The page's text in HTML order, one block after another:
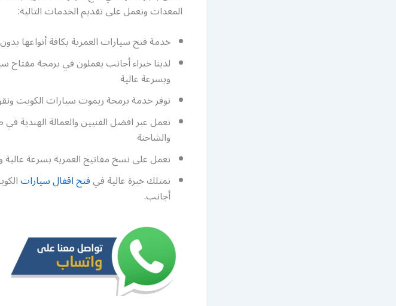
المعدات ونعمل على تقديم الخدمات التالية:
خدمة فتح سيارات العمرية بكافة أنواعها
لدينا خبراء أجانب يعملون في برمجة مفتاح
وبسرعة عالية
نوفر خدمة برمجة ريموت سيارات الكويت
نعمل عبر افضل الفنيين والعمالة الهندية
والشاحنة
نعمل على نسخ مفاتيح العمرية بسرعة
نمتلك خبرة عالية فيفتح اقفال سيارات
أجانب.